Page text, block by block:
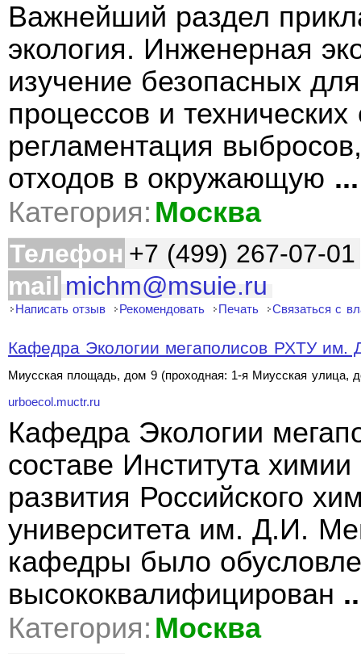
Важнейший раздел
экология. Инженерная
изучение безопасных
процессов и
регламентация
отходов в окружающую ...
Категория: Москва
Телефон +7 (499) 267-07-01
mail michm@msuie.ru
Написать отзыв Рекомендовать Печать Связаться с
Кафедра Экологии мегаполисов РХТУ им.
Миусская площадь, дом 9 (проходная: 1-я Миусская улица,
urboecol.muctr.ru
Кафедра Экологии
составе Института
развития Российского
университета им. Д.И.
кафедры было
высококвалифицирован
Категория: Москва